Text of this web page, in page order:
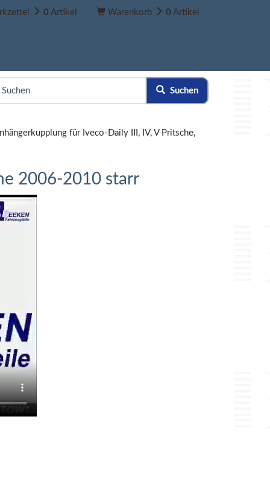
0 Artikel Warenkorb 0 Artikel
Suchen
für Iveco-Daily III, IV, V Pritsche,
2006-2010 starr